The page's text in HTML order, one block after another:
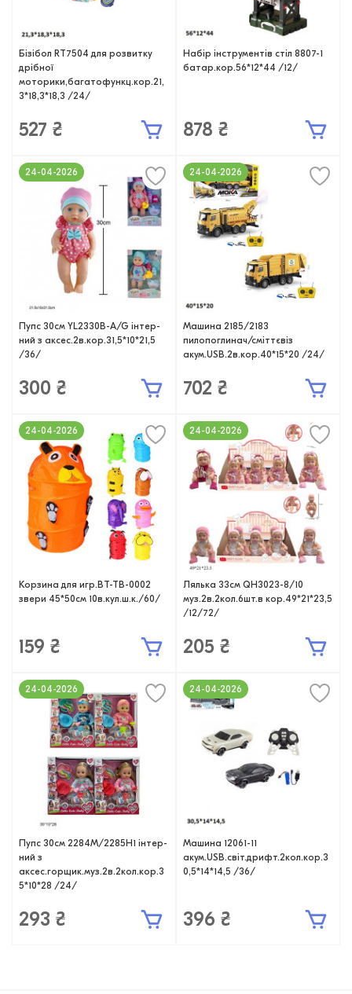
Бізібол RT7504 для розвитку
дрібної
моторики,багатофункц.кор.21,
3*18,3*18,3 /24/
527 ₴
Набір інструментів стіл 8807-1
батар.кор.56*12*44 /12/
878 ₴
Пупс 30см YL2330B-A/G інтер-
ний з аксес.2в.кор.31,5*10*21,5
/36/
300 ₴
24-04-2026
Машина 2185/2183
пилопоглинач/сміттєвіз
акум.USB.2в.кор.40*15*20 /24/
702 ₴
24-04-2026
Корзина для игр.BT-TB-0002
звери 45*50см 10в.кул.ш.к./60/
159 ₴
24-04-2026
Лялька 33см QH3023-8/10
муз.2в.2кол.6шт.в кор.49*21*23,5
/12/72/
205 ₴
24-04-2026
Пупс 30см 2284M/2285H1 інтер-
ний з
аксес.горщик.муз.2в.2кол.кор.3
5*10*28 /24/
293 ₴
24-04-2026
Машина 12061-11
акум.USB.світ.дрифт.2кол.кор.3
0,5*14*14,5 /36/
396 ₴
24-04-2026